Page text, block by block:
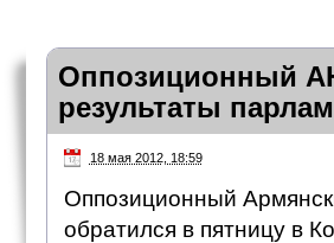
Оппозиционный
результаты
18 мая 2012, 18:59
Оппозиционный
обратился в пятницу в